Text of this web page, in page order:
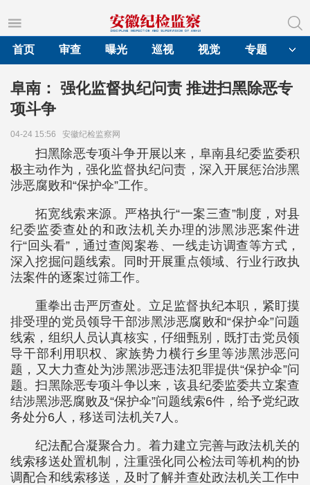
首页
审查 曝光 巡视 视觉 专题
阜南： 强化监督执纪问责 推进扫黑除恶专
项斗争
04-24 15:56 安徽纪检监察网
扫黑除恶专项斗争开展以来，阜南县纪委监委积
极主动作为，强化监督执纪问责，深入开展惩治涉黑
涉恶腐败和“保护伞”工作。
拓宽线索来源。严格执行“一案三查”制度，对县
纪委监委查处的和政法机关办理的涉黑涉恶案件进
行“回头看”，通过查阅案卷、一线走访调查等方式，
深入挖掘问题线索。同时开展重点领域、行业行政执
法案件的逐案过筛工作。
重拳出击严厉查处。立足监督执纪本职，紧盯摸
排受理的党员领导干部涉黑涉恶腐败和“保护伞”问题
线索，组织人员认真核实，仔细甄别，既打击党员领
导干部利用职权、家族势力横行乡里等涉黑涉恶问
题，又大力查处为涉黑涉恶违法犯罪提供“保护伞”问
题。扫黑除恶专项斗争以来，该县纪委监委共立案查
结涉黑涉恶腐败及“保护伞”问题线索6件，给予党纪政
务处分6人，移送司法机关7人。
纪法配合凝聚合力。着力建立完善与政法机关的
线索移送处置机制，注重强化同公检法司等机构的协
调配合和线索移送，及时了解并查处政法机关工作中